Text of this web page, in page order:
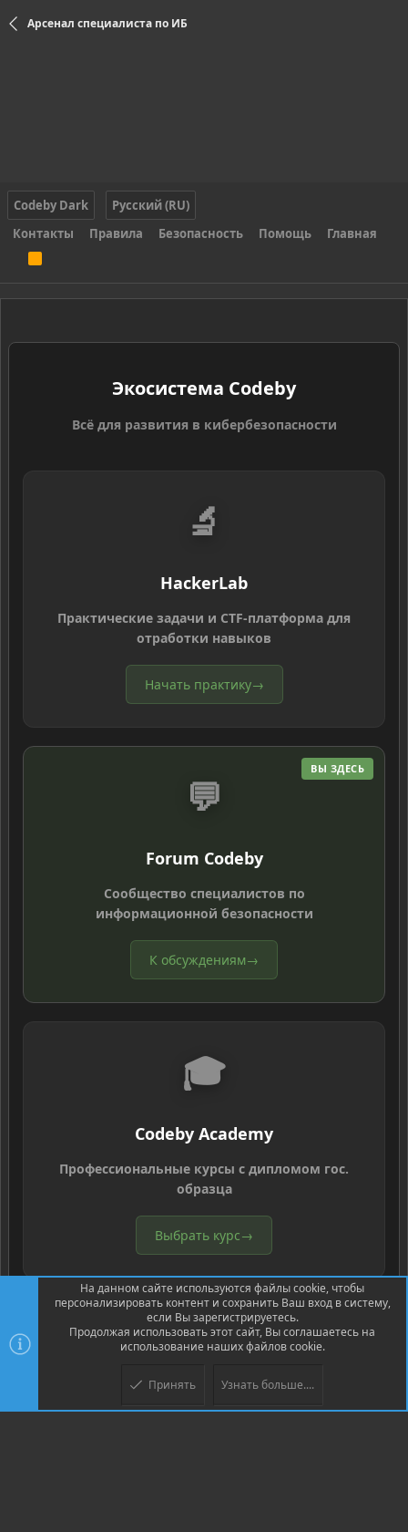
Арсенал специалиста по ИБ
Codeby Dark
Русский (RU)
Контакты
Правила Безопасность Помощь Главная
S
Экосистема Codeby
Всё для развития в кибербезопасности
🔬
HackerLab
Практические задачи и CTF-платформа для
отработки навыков
Начать практику→
ВЫ ЗДЕСЬ
💬
Forum Codeby
Сообщество специалистов по
информационной безопасности
К обсуждениям→
🎓
Codeby Academy
Профессиональные курсы с дипломом гос.
образца
Выбрать курс→
Community platform by XenForo ® © 2010-2026 XenForo Ltd.
© Jason Axelrod of 8WAYRUN
На данном сайте используются файлы cookie, чтобы
персонализировать контент и сохранить Ваш вход в систему,
если Вы зарегистрируетесь.
Продолжая использовать этот сайт, Вы соглашаетесь на
использование наших файлов cookie.
Принять Узнать больше....